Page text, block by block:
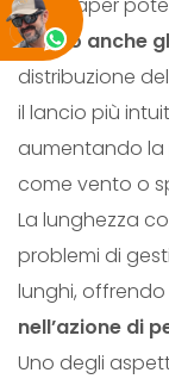
q
u
a
n
t
i
t
à
front taper
sforzo anche
distribuzione
il lancio più
aumentando la
come vento o
La lunghezza
problemi di
lunghi, offrendo
nell’azione di
Uno degli